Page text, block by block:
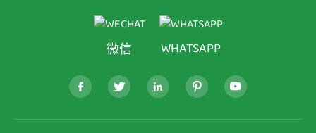
微信 WHATSAPP
    